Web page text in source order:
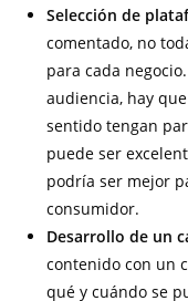
Selección de
comentado, no
para cada
audiencia, hay
sentido tengan
puede ser
podría ser mejor
consumidor.
Desarrollo de un
contenido con un
qué y cuándo se